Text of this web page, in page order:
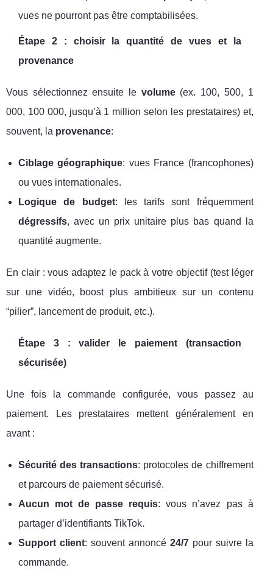
vues ne pourront pas être comptabilisées.
Étape 2 : choisir la quantité de vues et la
provenance
Vous sélectionnez ensuite le volume(ex. 100, 500, 1
000, 100 000, jusqu’à 1 million selon les prestataires) et,
souvent, la provenance:
Ciblage géographique: vues France (francophones)
ou vues internationales.
Logique de budget: les tarifs sont fréquemment
dégressifs, avec un prix unitaire plus bas quand la
quantité augmente.
En clair : vous adaptez le pack à votre objectif (test léger
sur une vidéo, boost plus ambitieux sur un contenu
“pilier”, lancement de produit, etc.).
Étape 3 : valider le paiement (transaction
sécurisée)
Une fois la commande configurée, vous passez au
paiement. Les prestataires mettent généralement en
avant :
Sécurité des transactions: protocoles de chiffrement
et parcours de paiement sécurisé.
Aucun mot de passe requis: vous n’avez pas à
partager d’identifiants TikTok.
Support client: souvent annoncé 24/7pour suivre la
commande.